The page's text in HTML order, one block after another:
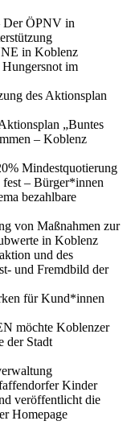
Der ÖPNV in
in Koblenz
Hungersnot im
des Aktionsplan
„Buntes
– Koblenz
Mindestquotierung
fest – Bürger*innen
bezahlbare
von Maßnahmen zur
in Koblenz
und des
und Fremdbild der
für Kund*innen
möchte Koblenzer
der Stadt
Kinder
veröffentlicht die
Homepage